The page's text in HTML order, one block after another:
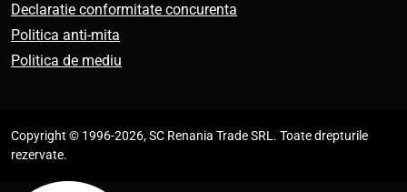
Declaratie conformitate concurenta
Politica anti-mita
Politica de mediu
Copyright © 1996-2026, SC Renania Trade SRL. Toate drepturile
rezervate.